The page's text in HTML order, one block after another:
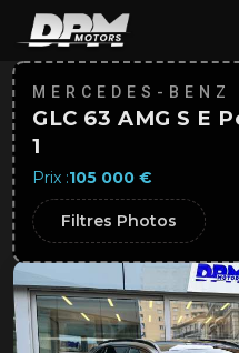
MERCEDES-BENZ
GLC 63 AMG S E
1
Prix :105 000 €
Filtres Photos